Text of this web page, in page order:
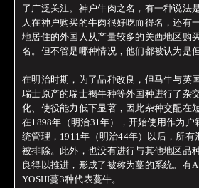
了广泛关注。神户牛肉之名，有一种说法
人在神户购买的牛肉很好吃而得名，还有
地居住的外国人从产量较多的关西地区购
名。但不管是哪种情况，他们都被认为是但
在明治时期，为了品种改良，但马牛与英
瑞士原产的瑞士褐牛种等外国种进行了杂
化、使役能力低下显著，因此杂种交配在
在1898年（明治31年），开始使用作为户
统管理，1911年（明治44年）以后，所有
被排除。此外，也没有进行与其他地区品
良得以推进，形成了被称为蔓的系统。有
YOSHI蔓3种代表蔓牛。